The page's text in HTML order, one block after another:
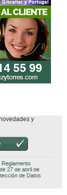
y
27 de abril de
de Datos